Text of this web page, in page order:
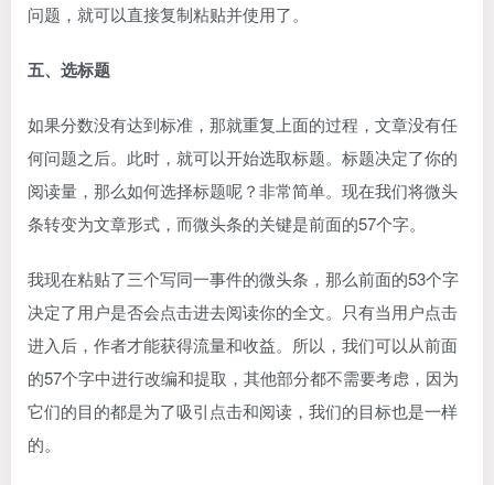
问题，就可以直接复制粘贴并使用了。
五、选标题
如果分数没有达到标准，那就重复上面的过程，文章没有任
何问题之后。此时，就可以开始选取标题。标题决定了你的
阅读量，那么如何选择标题呢？非常简单。现在我们将微头
条转变为文章形式，而微头条的关键是前面的57个字。
我现在粘贴了三个写同一事件的微头条，那么前面的53个字
决定了用户是否会点击进去阅读你的全文。只有当用户点击
进入后，作者才能获得流量和收益。所以，我们可以从前面
的57个字中进行改编和提取，其他部分都不需要考虑，因为
它们的目的都是为了吸引点击和阅读，我们的目标也是一样
的。